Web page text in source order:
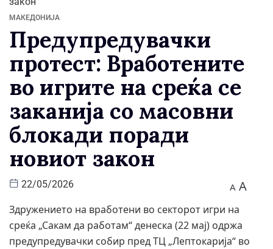
МАКЕДОНИЈА
Предупредувачки
протест: Вработените
во игрите на среќа се
заканија со масовни
блокади поради
новиот закон
22/05/2026 A A
Здружението на вработени во секторот игри на
среќа „Сакам да работам“ денеска (22 мај) одржа
предупредувачки собир пред ТЦ „Лептокарија“ во